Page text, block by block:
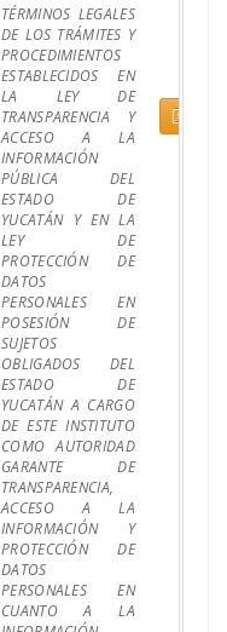
TÉRMINOS LEGALES
DE LOS TRÁMITES Y
PROCEDIMIENTOS
ESTABLECIDOS EN
LA LEY DE
TRANSPARENCIA Y
ACCESO A LA
INFORMACIÓN
PÚBLICA DEL
ESTADO DE
YUCATÁN Y EN LA
LEY DE
PROTECCIÓN DE
DATOS
PERSONALES EN
POSESIÓN DE
SUJETOS
OBLIGADOS DEL
ESTADO DE
YUCATÁN A CARGO
DE ESTE INSTITUTO
COMO AUTORIDAD
GARANTE DE
TRANSPARENCIA,
ACCESO A LA
INFORMACIÓN Y
PROTECCIÓN DE
DATOS
PERSONALES EN
CUANTO A LA